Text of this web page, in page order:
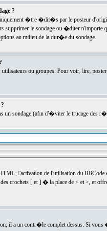
?
�tre �dit�s par le posteur
supprimer le sondage ou �diter
au milieu de la dur�e du sondage.
ou groupes. Pour voir, lire,
un sondage (afin d'�viter le trucage des
l'activation de l'utilisation du
crochets [ et ] � la place de < et >, et
il a un contr�le complet dessus. Si